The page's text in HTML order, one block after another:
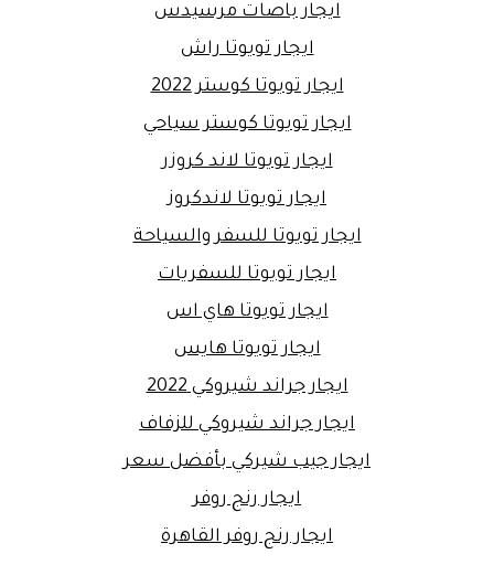
ايجار باصات مرسيدس
ايجار تويوتا راش
ايجار تويوتا كوستر 2022
ايجار تويوتا كوستر سياحي
ايجار تويوتا لاند كروزر
ايجار تويوتا لاندكروز
ايجار تويوتا للسفر والسياحة
ايجار تويوتا للسفريات
ايجار تويوتا هاي اس
ايجار تويوتا هايس
ايجار جراند شيروكي 2022
ايجار جراند شيروكي للزفاف
ايجار جيب شيركي بأفضل سعر
ايجار رنج روفر
ايجار رنج روفر القاهرة